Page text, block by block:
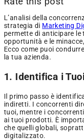
L’analisi della
strategia di Marketing
permette di anticipare le
opportunità e le
Ecco come puoi
la tua azienda.
1. Identifica i
Il primo passo è
indiretti. I concorrenti
tuoi, mentre i
ai tuoi prodotti. È
che quelli globali,
digitalizzato.